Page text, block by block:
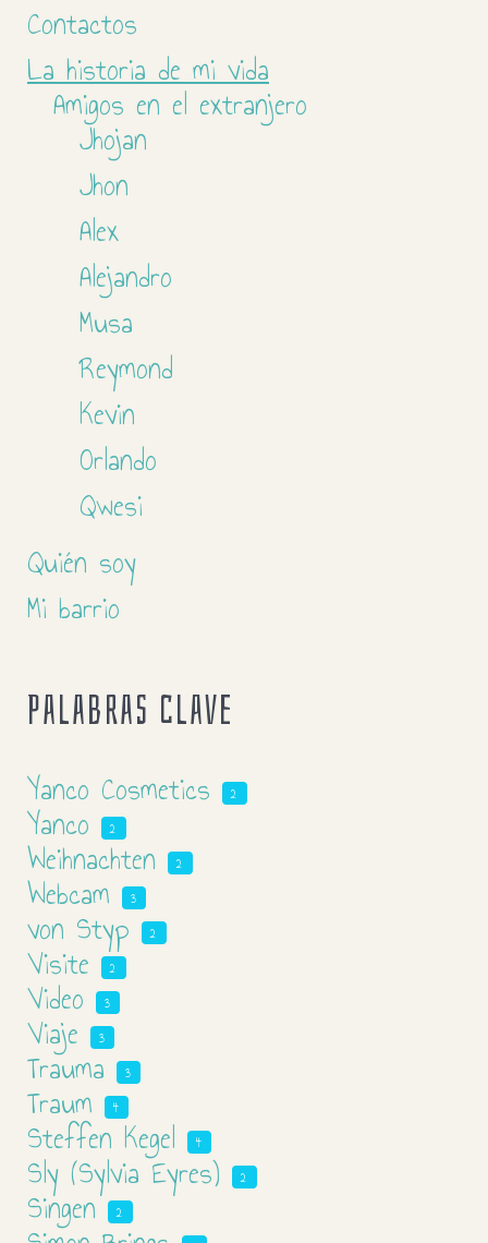
Contactos
La historia de mi vida
Amigos en el extranjero
Jhojan
Jhon
Alex
Alejandro
Musa
Reymond
Kevin
Orlando
Qwesi
Quién soy
Mi barrio
Palabras clave
Yanco Cosmetics 2
Yanco 2
Weihnachten 2
Webcam 3
von Styp 2
Visite 2
Video 3
Viaje 3
Trauma 3
Traum 4
Steffen Kegel 4
Sly (Sylvia Eyres) 2
Singen 2